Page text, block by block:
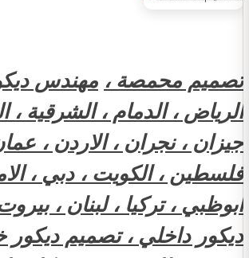
تصميم محمصة ، مهندس
الرياض ، الدمام ، الشرقية ،
جيزان ، نجران ، الاردن ،
فلسطين ، الكويت ، دبي ،
ابوظبي ، تركيا ، لبنان ،
ديكور داخلي ، تصميم ديكور